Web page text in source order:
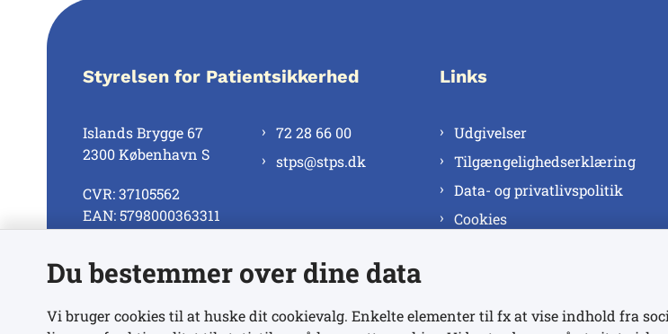
Styrelsen for Patientsikkerhed
Islands Brygge 67
2300 København S
CVR: 37105562
EAN: 5798000363311
72 28 66 00
stps@stps.dk
Se alle kontaktnumre
Links
Udgivelser
Tilgængelighedserklæring
Data- og privatlivspolitik
Cookies
Du bestemmer over dine data
Vi bruger cookies til at huske dit cookievalg. Enkelte elementer til fx at vise indhold fra